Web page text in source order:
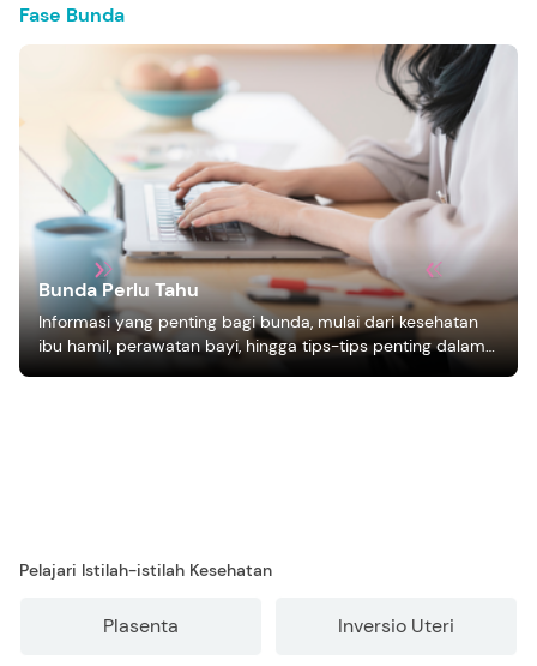
Fase Bunda
Bunda Perlu Tahu
Informasi yang penting bagi bunda, mulai dari kesehatan
ibu hamil, perawatan bayi, hingga tips-tips penting dalam
mengasuh anak
Pelajari Istilah-istilah Kesehatan
Plasenta Inversio Uteri